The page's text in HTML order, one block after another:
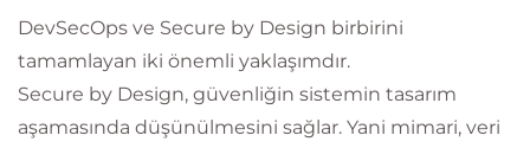
DevSecOps ve Secure by Design birbirini
tamamlayan iki önemli yaklaşımdır.
Secure by Design, güvenliğin sistemin tasarım
aşamasında düşünülmesini sağlar. Yani mimari, veri